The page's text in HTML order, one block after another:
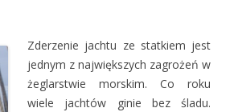
Zderzenie jachtu ze statkiem jest
jednym z największych zagrożeń w
żeglarstwie morskim. Co roku
wiele jachtów ginie bez śladu.